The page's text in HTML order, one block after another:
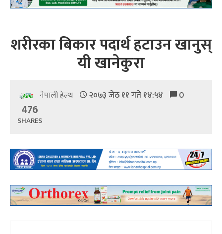
शरीरका बिकार पदार्थ हटाउन खानुस्
यी खानेकुरा
नेपाली हेल्थ २०७३ जेठ ११ गते १४:५४ 0
476
SHARES